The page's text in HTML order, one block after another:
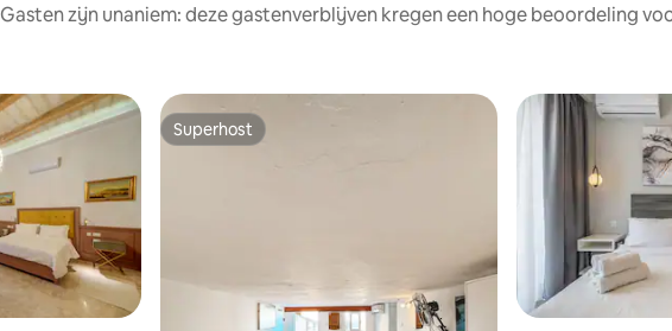
Gasten zijn unaniem: deze gastenverblijven kregen een hoge beoordeling
Superhost
Superhost